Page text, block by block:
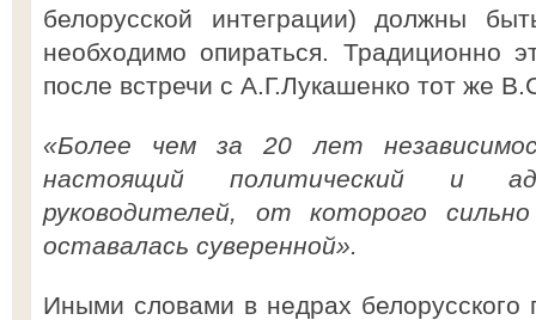
белорусской интеграции) должны
необходимо опираться. Традиционно
после встречи с А.Г.Лукашенко тот же
«Более чем за 20 лет
настоящий политический и
руководителей, от которого
оставалась суверенной».
Иными словами в недрах белорусского